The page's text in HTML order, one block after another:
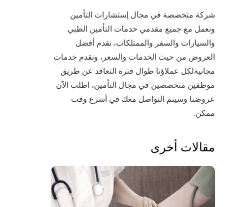
شركة متخصصة في مجال إستشارات التأمين
ونعمل مع جميع مقدمي خدمات التأمين الطبي
والسيارات والسفر والممتلكات، نقدم أفضل
العروض من حيث الخدمات والسعر، ونقدم خدمات
مجانيةلكل عملاؤنا طوال فترة التعاقد عن طريق
موظفين متخصصين في مجال التأمين، اطلب الآن
عروضنا وسيتم التواصل معك في أسرع وقت
ممكن.
مقالات أخرى